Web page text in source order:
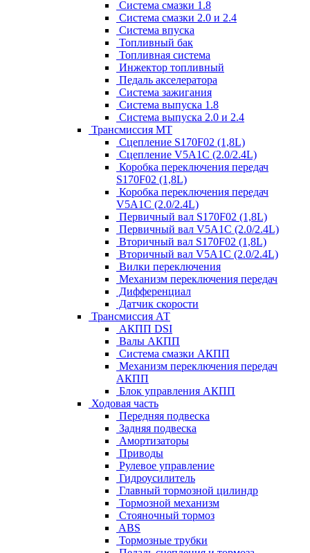
Система смазки 1.8
Система смазки 2.0 и 2.4
Система впуска
Топливный бак
Топливная система
Инжектор топливный
Педаль акселератора
Система зажигания
Система выпуска 1.8
Система выпуска 2.0 и 2.4
Трансмиссия МТ
Сцепление S170F02 (1,8L)
Сцепление V5A1C (2.0/2.4L)
Коробка переключения передач
S170F02 (1,8L)
Коробка переключения передач
V5A1C (2.0/2.4L)
Первичный вал S170F02 (1,8L)
Первичный вал V5A1C (2.0/2.4L)
Вторичный вал S170F02 (1,8L)
Вторичный вал V5A1C (2.0/2.4L)
Вилки переключения
Механизм переключения передач
Дифференциал
Датчик скорости
Трансмиссия АТ
АКПП DSI
Валы АКПП
Система смазки АКПП
Механизм переключения передач
АКПП
Блок управления АКПП
Ходовая часть
Передняя подвеска
Задняя подвеска
Амортизаторы
Приводы
Рулевое управление
Гидроусилитель
Главный тормозной цилиндр
Тормозной механизм
Стояночный тормоз
ABS
Тормозные трубки